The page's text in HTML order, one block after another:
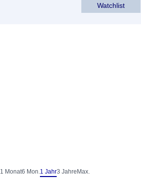
Watchlist
1 Monat6 Mon.1 Jahr3 Jahre Max.